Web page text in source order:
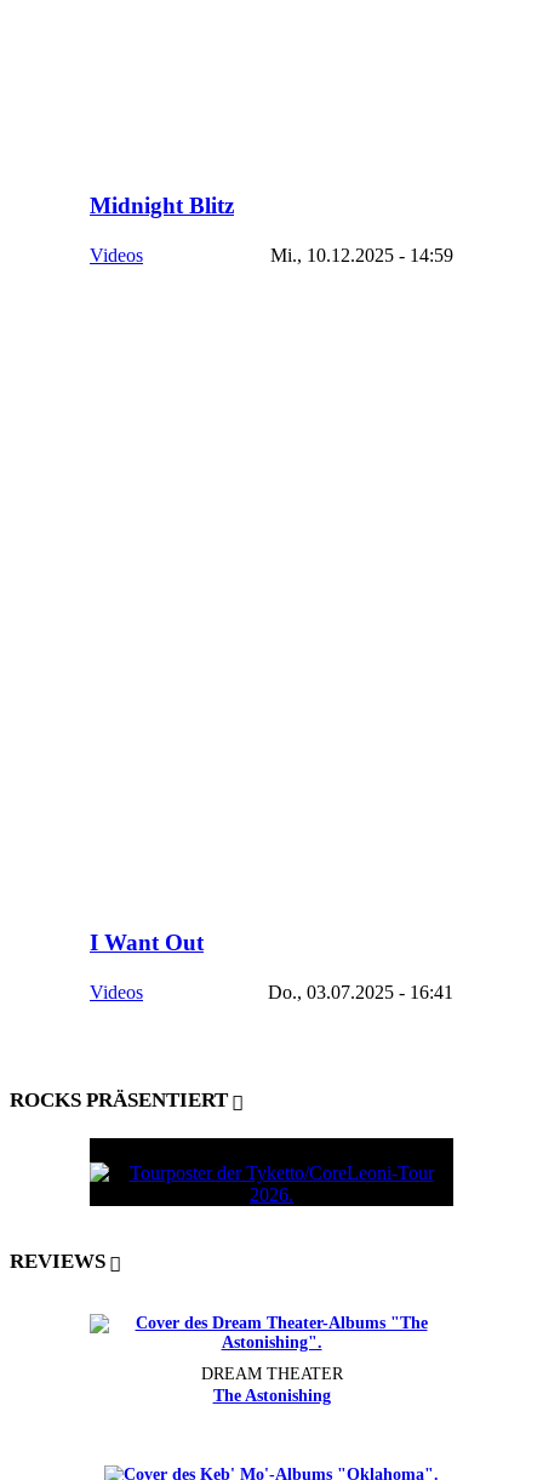
Midnight Blitz
Videos Mi., 10.12.2025 - 14:59
I Want Out
Videos Do., 03.07.2025 - 16:41
ROCKS PRÄSENTIERT
REVIEWS
DREAM THEATER
The Astonishing